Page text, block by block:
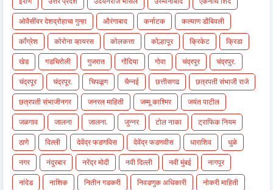
ओवैसींवर देशद्रोहाचा गुन्हा
औरंगाबाद कर्नाटक
कल्याण डोंबिवली
काँग्रेश
कोरोना व्हायरस कोलकत्ता कोल्हापूर क्रिकेट
क्रिडा
खेड
गडचिरोली गुजरात गोंदिया गोवा चंद्रपुर
चंद्रपुर.
चंद्रपूर
चंद्रपूर. चिपळूण चैन्नई छत्तीसगढ
छत्रपती संभाजी राजे
छत्रपती संभाजीनगर
जनरल माहिती जम्मू काश्मिर
जयंत पाटील
जळगाव
जालना जालना. जुन्नर टोल नाका
ट्राफिक नियम
ठाणे
दिल्ली देवेंद्र फडणविस देवेंद्र फडणवीस धाराशिव
धुळे
नगर
नंदुरबार नरेंद्र मोदी नवी दिल्ली नवी मुंबई
नागपूर
नांदेड
नाशिक नितीन गडकरी निवडणुक अधिकारी
नोकरी माहिती